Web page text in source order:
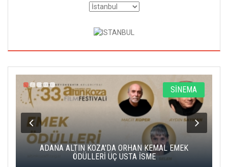
SİNEMA
ADANA ALTIN KOZA'DA ORHAN KEMAL EMEK
ÖDÜLLERİ ÜÇ USTA İSME